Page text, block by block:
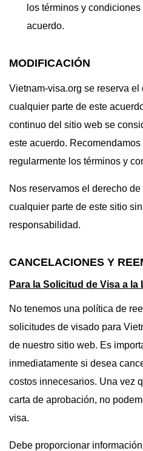
los términos y
acuerdo.
MODIFICACIÓN
Vietnam-visa.org se reserva
cualquier parte de este
continuo del sitio web se
este acuerdo.
regularmente los términos y
Nos reservamos el derecho
cualquier parte de este sitio
responsabilidad.
CANCELACIONES Y
Para la Solicitud de Visa a la
No tenemos una política de
solicitudes de visado para
de nuestro sitio web. Es
inmediatamente si desea
costos innecesarios. Una vez
carta de aprobación, no
visa.
Debe proporcionar